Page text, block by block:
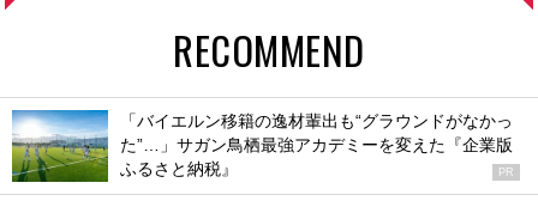
RECOMMEND
「バイエルン移籍の逸材輩出も“グラウンドがなかっ
た”…」サガン鳥栖最強アカデミーを変えた『企業版
ふるさと納税』
PR